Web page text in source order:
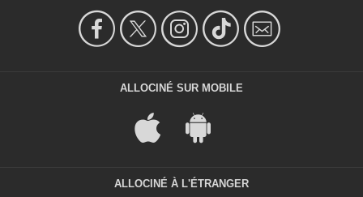
ALLOCINÉ SUR MOBILE
ALLOCINÉ À L'ÉTRANGER